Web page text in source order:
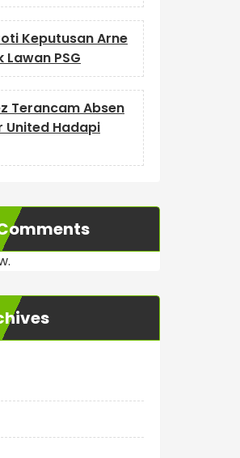
Keputusan Arne
Lawan PSG
Terancam Absen
United Hadapi